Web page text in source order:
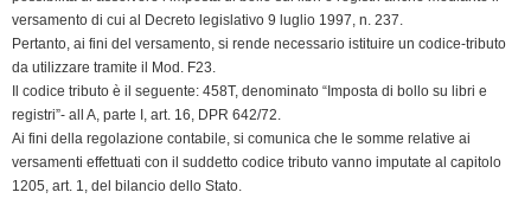
versamento di cui al Decreto legislativo 9 luglio 1997, n. 237.
Pertanto, ai fini del versamento, si rende necessario istituire un codice-tributo
da utilizzare tramite il Mod. F23.
Il codice tributo è il seguente: 458T, denominato “Imposta di bollo su libri e
registri”- all A, parte I, art. 16, DPR 642/72.
Ai fini della regolazione contabile, si comunica che le somme relative ai
versamenti effettuati con il suddetto codice tributo vanno imputate al capitolo
1205, art. 1, del bilancio dello Stato.